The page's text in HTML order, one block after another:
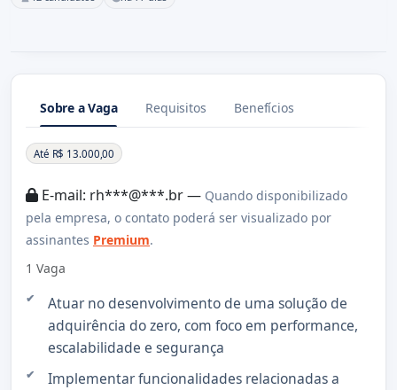
Sobre a Vaga Requisitos Benefícios
Sobre a Vaga
Até R$ 13.000,00
E-mail: rh***@***.br — Quando disponibilizado
pela empresa, o contato poderá ser visualizado por
assinantes Premium.
1 Vaga
Atuar no desenvolvimento de uma solução de
adquirência do zero, com foco em performance,
escalabilidade e segurança
Implementar funcionalidades relacionadas a